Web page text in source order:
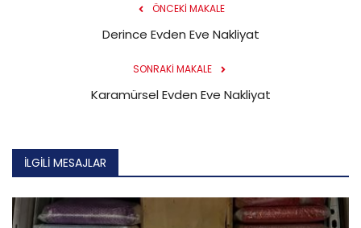
ÖNCEKI MAKALE
Derince Evden Eve Nakliyat
SONRAKI MAKALE
Karamürsel Evden Eve Nakliyat
İLGILI MESAJLAR